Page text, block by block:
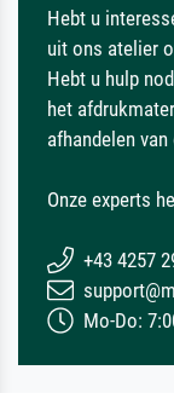
Hebt u
uit ons atelier
Hebt u hulp
het
afhandelen
Onze experts
+43 4257
Mo-Do: